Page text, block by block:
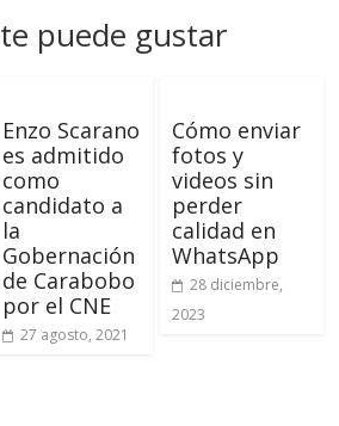
puede gustar
Enzo Scarano
es admitido
como
candidato a
la
Gobernación
de Carabobo
por el CNE
27 agosto, 2021
Cómo enviar
fotos y
videos sin
perder
calidad en
WhatsApp
28 diciembre,
2023